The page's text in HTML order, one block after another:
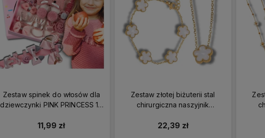
Zestaw spinek do włosów dla
dziewczynki PINK PRINCESS 18
11,99 zł
Zestaw złotej biżuterii stal
chirurgiczna naszyjnik
22,39 zł